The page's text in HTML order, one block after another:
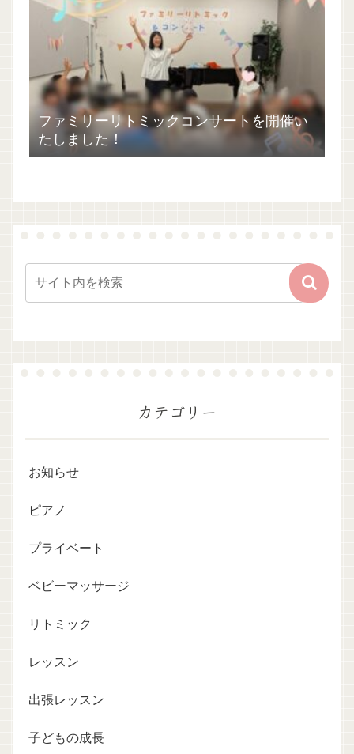
ファミリーリトミックコンサートを開催い
たしました！
カテゴリー
お知らせ
ピアノ
プライベート
ベビーマッサージ
リトミック
レッスン
出張レッスン
子どもの成長